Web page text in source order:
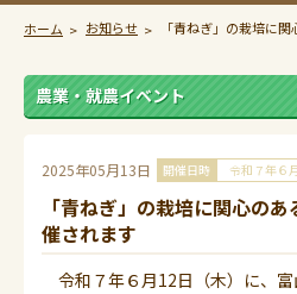
ホーム お知らせ 「青ねぎ」の栽培に関心のある方必見の
農業・就農イベント
2025年05月13日 開催日時 令和７年６
「青ねぎ」の栽培に関心の
催されます
令和７年６月12日（木）に、